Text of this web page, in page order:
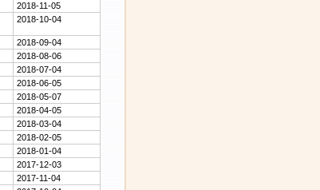
2018-11-05
2018-10-04
2018-09-04
2018-08-06
2018-07-04
2018-06-05
2018-05-07
2018-04-05
2018-03-04
2018-02-05
2018-01-04
2017-12-03
2017-11-04